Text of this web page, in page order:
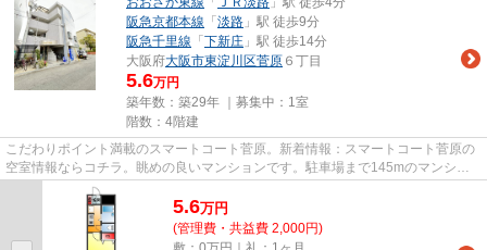
阪急京都本線 「 淡路 」駅 徒歩9分
阪急千里線 「 下新庄 」駅 徒歩14分
大阪府大阪市東淀川区菅原 ６丁目
5.6万円
築年数：築29年 ｜募集中： 1室
階数：4階建
こだわりポイント満載のスマートコート菅原。新着情報：スマートコート菅原の
空室情報ならコチラ。眺めの良いマンションです。駐車場まで145mのマンショ
ンです。大阪市東淀川区エリア...
5.6万円
(管理費・共益費 2,000円)